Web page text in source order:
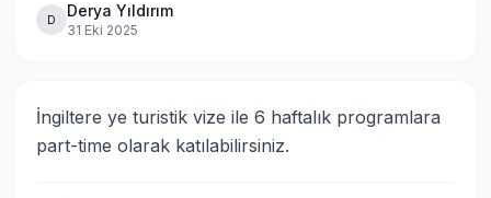
D Derya Yıldırım
31 Eki 2025
İngiltere ye turistik vize ile 6 haftalık programlara
part-time olarak katılabilirsiniz.